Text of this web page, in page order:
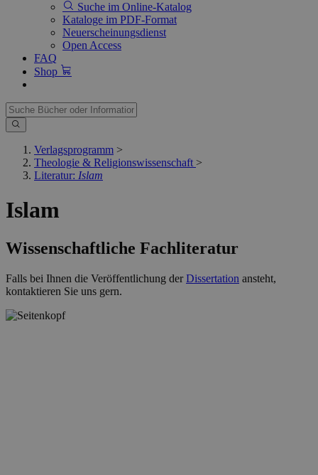
Suche im Online-Katalog
Kataloge im PDF-Format
Neuerscheinungsdienst
Open Access
FAQ
Shop
Verlagsprogramm >
Theologie & Religionswissenschaft >
Literatur: Islam
Islam
Wissenschaftliche Fachliteratur
Falls bei Ihnen die Veröffentlichung derDissertation ansteht,
kontaktieren Sie uns gern.